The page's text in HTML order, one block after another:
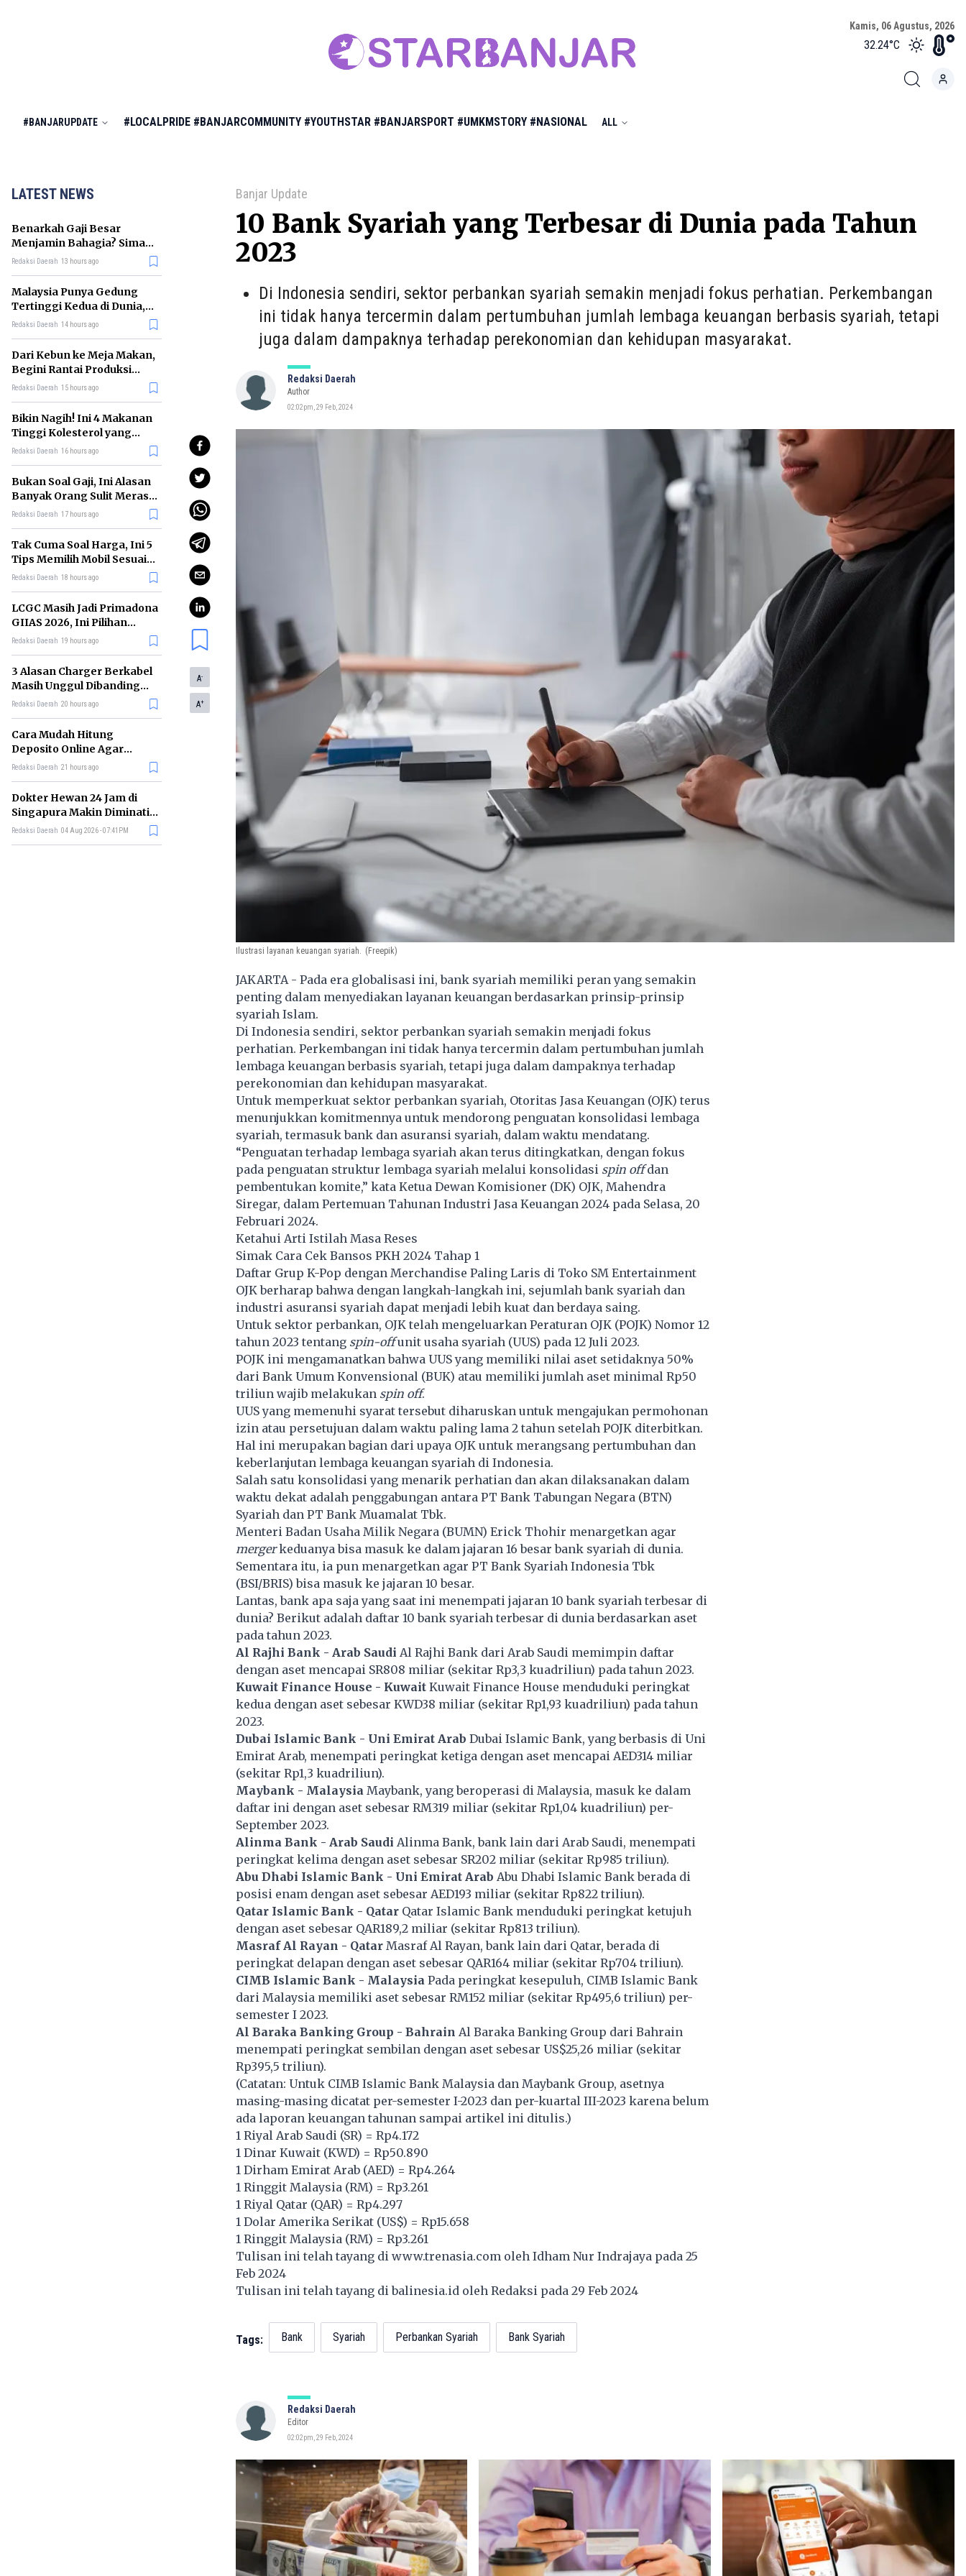
Kamis, 06 Agustus, 2026
32.24°C
#BANJARUPDATE #LOCALPRIDE #BANJARCOMMUNITY #YOUTHSTAR #BANJARSPORT #UMKMSTORY #NASIONAL ALL
LATEST NEWS
Benarkah Gaji Besar
Menjamin Bahagia? Simak
Penjelasan Ilmu Ekonomi
Redaksi Daerah 13 hours ago
Malaysia Punya Gedung
Tertinggi Kedua di Dunia,
Ini Daftar Lengkap 2026
Redaksi Daerah 14 hours ago
Dari Kebun ke Meja Makan,
Begini Rantai Produksi
Sawit di Indonesia
Redaksi Daerah 15 hours ago
Bikin Nagih! Ini 4 Makanan
Tinggi Kolesterol yang
Sebaiknya Dikurangi
Redaksi Daerah 16 hours ago
Bukan Soal Gaji, Ini Alasan
Banyak Orang Sulit Merasa
Cukup
Redaksi Daerah 17 hours ago
Tak Cuma Soal Harga, Ini 5
Tips Memilih Mobil Sesuai
Kebutuhan
Redaksi Daerah 18 hours ago
LCGC Masih Jadi Primadona
GIIAS 2026, Ini Pilihan
Terbaiknya
Redaksi Daerah 19 hours ago
3 Alasan Charger Berkabel
Masih Unggul Dibanding
Wireless Charging
Redaksi Daerah 20 hours ago
Cara Mudah Hitung
Deposito Online Agar
Untung dalam Jangka
Redaksi Daerah 21 hours ago
Dokter Hewan 24 Jam di
Singapura Makin Diminati,
Ini Alasannya
Redaksi Daerah 04 Aug 2026 - 07:41PM
Banjar Update
10 Bank Syariah yang Terbesar di Dunia pada Tahun
2023
Di Indonesia sendiri, sektor perbankan syariah semakin menjadi fokus perhatian. Perkembangan
ini tidak hanya tercermin dalam pertumbuhan jumlah lembaga keuangan berbasis syariah, tetapi
juga dalam dampaknya terhadap perekonomian dan kehidupan masyarakat.
Redaksi Daerah
Author
02:02pm, 29 Feb, 2024
A-
A+
Ilustrasi layanan keuangan syariah. (Freepik)
JAKARTA - Pada era globalisasi ini, bank syariah memiliki peran yang semakin
penting dalam menyediakan layanan keuangan berdasarkan prinsip-prinsip
syariah Islam.
Di Indonesia sendiri, sektor perbankan syariah semakin menjadi fokus
perhatian. Perkembangan ini tidak hanya tercermin dalam pertumbuhan jumlah
lembaga keuangan berbasis syariah, tetapi juga dalam dampaknya terhadap
perekonomian dan kehidupan masyarakat.
Untuk memperkuat sektor perbankan syariah, Otoritas Jasa Keuangan (OJK) terus
menunjukkan komitmennya untuk mendorong penguatan konsolidasi lembaga
syariah, termasuk bank dan asuransi syariah, dalam waktu mendatang.
“Penguatan terhadap lembaga syariah akan terus ditingkatkan, dengan fokus
pada penguatan struktur lembaga syariah melalui konsolidasi spin offdan
pembentukan komite,” kata Ketua Dewan Komisioner (DK) OJK, Mahendra
Siregar, dalam Pertemuan Tahunan Industri Jasa Keuangan 2024 pada Selasa, 20
Februari 2024.
Ketahui Arti Istilah Masa Reses
Simak Cara Cek Bansos PKH 2024 Tahap 1
Daftar Grup K-Pop dengan Merchandise Paling Laris di Toko SM Entertainment
OJK berharap bahwa dengan langkah-langkah ini, sejumlah bank syariah dan
industri asuransi syariah dapat menjadi lebih kuat dan berdaya saing.
Untuk sektor perbankan, OJK telah mengeluarkan Peraturan OJK (POJK) Nomor 12
tahun 2023 tentang spin-offunit usaha syariah (UUS) pada 12 Juli 2023.
POJK ini mengamanatkan bahwa UUS yang memiliki nilai aset setidaknya 50%
dari Bank Umum Konvensional (BUK) atau memiliki jumlah aset minimal Rp50
triliun wajib melakukan spin off.
UUS yang memenuhi syarat tersebut diharuskan untuk mengajukan permohonan
izin atau persetujuan dalam waktu paling lama 2 tahun setelah POJK diterbitkan.
Hal ini merupakan bagian dari upaya OJK untuk merangsang pertumbuhan dan
keberlanjutan lembaga keuangan syariah di Indonesia.
Salah satu konsolidasi yang menarik perhatian dan akan dilaksanakan dalam
waktu dekat adalah penggabungan antara PT Bank Tabungan Negara (BTN)
Syariah dan PT Bank Muamalat Tbk.
Menteri Badan Usaha Milik Negara (BUMN) Erick Thohir menargetkan agar
mergerkeduanya bisa masuk ke dalam jajaran 16 besar bank syariah di dunia.
Sementara itu, ia pun menargetkan agar PT Bank Syariah Indonesia Tbk
(BSI/BRIS) bisa masuk ke jajaran 10 besar.
Lantas, bank apa saja yang saat ini menempati jajaran 10 bank syariah terbesar di
dunia? Berikut adalah daftar 10 bank syariah terbesar di dunia berdasarkan aset
pada tahun 2023.
Al Rajhi Bank - Arab Saudi Al Rajhi Bank dari Arab Saudi memimpin daftar
dengan aset mencapai SR808 miliar (sekitar Rp3,3 kuadriliun) pada tahun 2023.
Kuwait Finance House - KuwaitKuwait Finance House menduduki peringkat
kedua dengan aset sebesar KWD38 miliar (sekitar Rp1,93 kuadriliun) pada tahun
2023.
Dubai Islamic Bank - Uni Emirat Arab Dubai Islamic Bank, yang berbasis di Uni
Emirat Arab, menempati peringkat ketiga dengan aset mencapai AED314 miliar
(sekitar Rp1,3 kuadriliun).
Maybank - MalaysiaMaybank, yang beroperasi di Malaysia, masuk ke dalam
daftar ini dengan aset sebesar RM319 miliar (sekitar Rp1,04 kuadriliun) per-
September 2023.
Alinma Bank - Arab Saudi Alinma Bank, bank lain dari Arab Saudi, menempati
peringkat kelima dengan aset sebesar SR202 miliar (sekitar Rp985 triliun).
Abu Dhabi Islamic Bank - Uni Emirat Arab Abu Dhabi Islamic Bank berada di
posisi enam dengan aset sebesar AED193 miliar (sekitar Rp822 triliun).
Qatar Islamic Bank - QatarQatar Islamic Bank menduduki peringkat ketujuh
dengan aset sebesar QAR189,2 miliar (sekitar Rp813 triliun).
Masraf Al Rayan - QatarMasraf Al Rayan, bank lain dari Qatar, berada di
peringkat delapan dengan aset sebesar QAR164 miliar (sekitar Rp704 triliun).
CIMB Islamic Bank - MalaysiaPada peringkat kesepuluh, CIMB Islamic Bank
dari Malaysia memiliki aset sebesar RM152 miliar (sekitar Rp495,6 triliun) per-
semester I 2023.
Al Baraka Banking Group - Bahrain Al Baraka Banking Group dari Bahrain
menempati peringkat sembilan dengan aset sebesar US$25,26 miliar (sekitar
Rp395,5 triliun).
(Catatan: Untuk CIMB Islamic Bank Malaysia dan Maybank Group, asetnya
masing-masing dicatat per-semester I-2023 dan per-kuartal III-2023 karena belum
ada laporan keuangan tahunan sampai artikel ini ditulis.)
1 Riyal Arab Saudi (SR) = Rp4.172
1 Dinar Kuwait (KWD) = Rp50.890
1 Dirham Emirat Arab (AED) = Rp4.264
1 Ringgit Malaysia (RM) = Rp3.261
1 Riyal Qatar (QAR) = Rp4.297
1 Dolar Amerika Serikat (US$) = Rp15.658
1 Ringgit Malaysia (RM) = Rp3.261
Tulisan ini telah tayang di www.trenasia.comoleh Idham Nur Indrajaya pada 25
Feb 2024
Tulisan ini telah tayang dibalinesia.idoleh Redaksi pada 29 Feb 2024
Tags: Bank Syariah Perbankan Syariah Bank Syariah
Redaksi Daerah
Editor
02:02pm, 29 Feb, 2024